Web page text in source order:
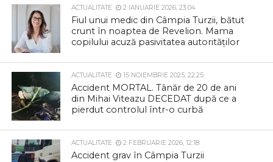
ACTUALITATE 2 IANUARIE 2026, 23:04
Fiul unui medic din Câmpia Turzii, bătut
crunt în noaptea de Revelion. Mama
copilului acuză pasivitatea autorităților
ACTUALITATE 15 NOIEMBRIE 2025, 22:25
Accident MORTAL. Tânăr de 20 de ani
din Mihai Viteazu DECEDAT după ce a
pierdut controlul într-o curbă
ACTUALITATE 2 FEBRUARIE 2026, 12:18
Accident grav în Câmpia Turzii